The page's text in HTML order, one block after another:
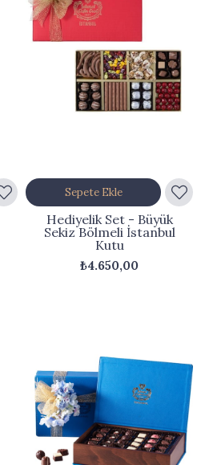
Hediyelik Set - Büyük
Sekiz Bölmeli İstanbul
Kutu
₺4.650,00
Sepete Ekle